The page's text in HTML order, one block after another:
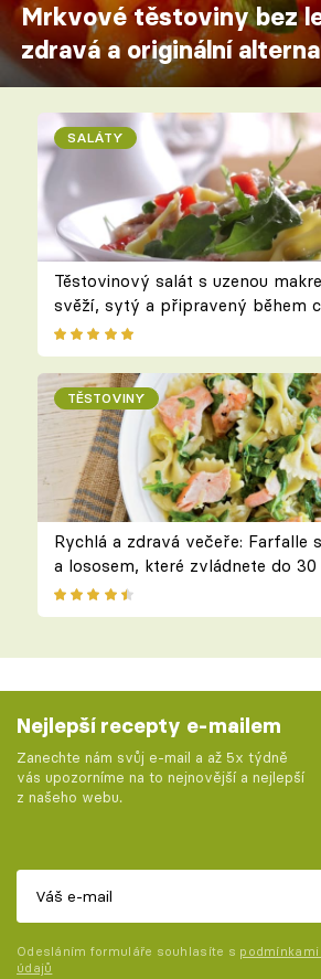
Mrkvové těstoviny bez
zdravá a originální
SALÁTY
Těstovinový salát s uzenou
svěží, sytý a připravený během
TĚSTOVINY
Rychlá a zdravá večeře: Farfalle
a lososem, které zvládnete do 30
Nejlepší recepty e-mailem
Zanechte nám svůj e-mail a až 5x týdně
vás upozorníme na to nejnovější a nejlepší
z našeho webu.
Odesláním formuláře souhlasíte s
údajů